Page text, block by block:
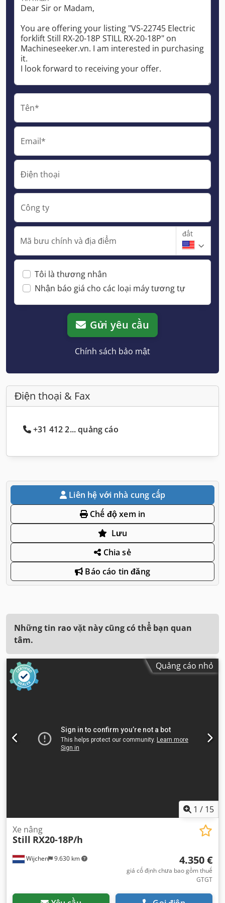
Tên*
Email*
Điện thoại
Công ty
Mã bưu chính và địa điểm
đất
Tôi là thương nhân
Nhận báo giá cho các loại máy tương tự
Gửi yêu cầu
Chính sách bảo mật
Điện thoại & Fax
+31 412 2... quảng cáo
Liên hệ với nhà cung cấp
Chế độ xem in
Lưu
Chia sẻ
Báo cáo tin đăng
Những tin rao vặt này cũng có thể bạn quan
tâm.
Quảng cáo nhỏ
1 / 15
Wijchen 9.630 km
Xe nâng
Still RX20-18P/h
4.350 €
giá cố định chưa bao gồm thuế
GTGT